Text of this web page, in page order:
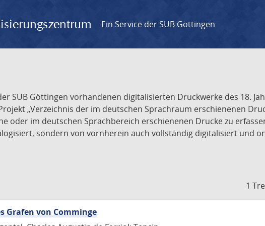
Ein Service der SUB Göttingen
SUB Göttingen vorhandenen digitalisierten Druckwerke des 18.
„Verzeichnis der im deutschen Sprachraum erschienenen
oder im deutschen Sprachbereich erschienenen Drucke zu
sondern von vornherein auch vollständig digitalisiert und
1
Grafen von Comminge